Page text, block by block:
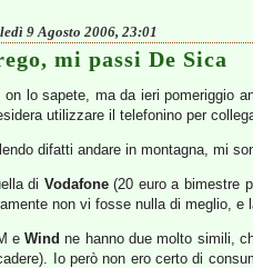
9 Agosto 2006, 23:01
mi passi De Sica
on lo sapete, ma da ieri pomeriggio
utilizzare il telefonino per
difatti andare in montagna, mi
di Vodafone(20 euro a bimestre
non vi fosse nulla di meglio, e
eWind ne hanno due molto simili,
Io però non ero certo di